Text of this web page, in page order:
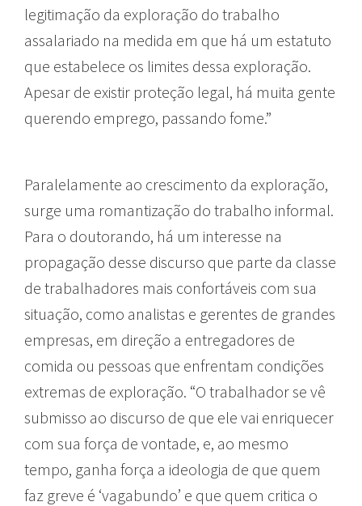
legitimação da exploração do trabalho
assalariado na medida em que há um estatuto
que estabelece os limites dessa exploração.
Apesar de existir proteção legal, há muita gente
querendo emprego, passando fome.”
Paralelamente ao crescimento da exploração,
surge uma romantização do trabalho informal.
Para o doutorando, há um interesse na
propagação desse discurso que parte da classe
de trabalhadores mais confortáveis com sua
situação, como analistas e gerentes de grandes
empresas, em direção a entregadores de
comida ou pessoas que enfrentam condições
extremas de exploração. “O trabalhador se vê
submisso ao discurso de que ele vai enriquecer
com sua força de vontade, e, ao mesmo
tempo, ganha força a ideologia de que quem
faz greve é ‘vagabundo’ e que quem critica o